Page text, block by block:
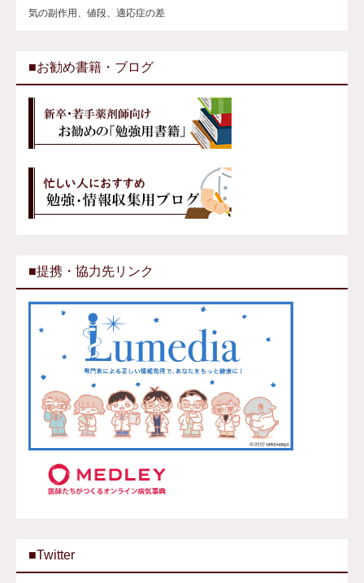
気の副作用、値段、適応症の差
■お勧め書籍・ブログ
■提携・協力先リンク
■Twitter